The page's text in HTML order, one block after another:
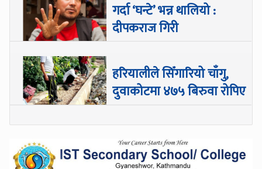
गर्दा ‘घन्टे’ भन्न थालियो :
दीपकराज गिरी
हरियालीले सिँगारियो चाँगु,
दुवाकोटमा ४७५ बिरुवा रोपिए